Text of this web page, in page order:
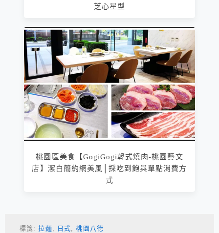
芝心星型
桃園區美食【GogiGogi韓式燒肉-桃園藝文
店】潔白簡約網美風│採吃到飽與單點消費方
式
標籤:拉麵, 日式,桃園八德